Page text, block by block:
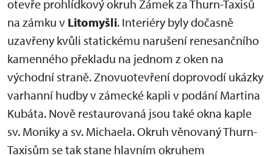
otevře prohlídkový okruh Zámek za Thurn-Taxisů
na zámku v Litomyšli. Interiéry byly dočasně
uzavřeny kvůli statickému narušení renesančního
kamenného překladu na jednom z oken na
východní straně. Znovuotevření doprovodí ukázky
varhanní hudby v zámecké kapli v podání Martina
Kubáta. Nově restaurovaná jsou také okna kaple
sv. Moniky a sv. Michaela. Okruh věnovaný Thurn-
Taxisům se tak stane hlavním okruhem